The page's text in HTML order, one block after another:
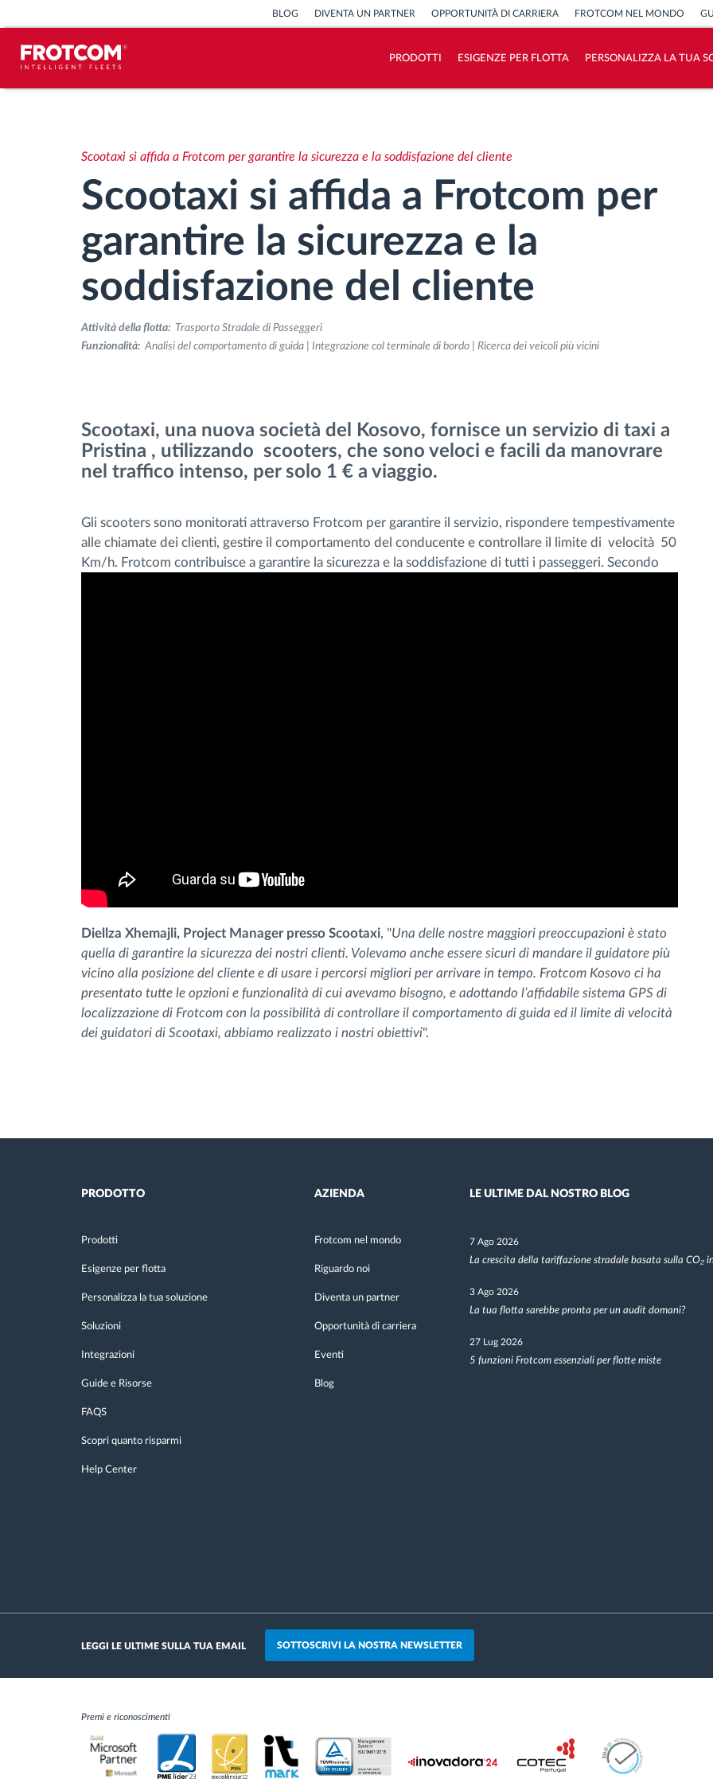
BLOG DIVENTA UN PARTNER OPPORTUNITÀ DI CARRIERA FROTCOM NEL MONDO
PRODOTTI ESIGENZE PER FLOTTA PERSONALIZZA LA TUA
Controllo accessi
Pianificazione dei percorsi e
monitoraggio
conducente
Scootaxi si affida a Frotcom per garantire la sicurezza e la soddisfazione del cliente
Scootaxi si affida a Frotcom per
garantire la sicurezza e la
soddisfazione del cliente
Attività della flotta: Trasporto Stradale di Passeggeri
Funzionalità: Analisi del comportamento di guida | Integrazione col terminale di bordo | Ricerca dei veicoli più vicini
Scootaxi, una nuova società del Kosovo, fornisce un servizio di taxi a
Pristina , utilizzando scooters, che sono veloci e facili da manovrare
nel traffico intenso, per solo 1 € a viaggio.
Gli scooters sono monitorati attraverso Frotcom per garantire il servizio, rispondere tempestivamente
alle chiamate dei clienti, gestire il comportamento del conducente e controllare il limite di velocità 50
Km/h. Frotcom contribuisce a garantire la sicurezza e la soddisfazione di tutti i passeggeri. Secondo
Diellza Xhemajli, Project Manager presso Scootaxi, "Una delle nostre maggiori preoccupazioni è stato
quella di garantire la sicurezza dei nostri clienti. Volevamo anche essere sicuri di mandare il guidatore più
vicino alla posizione del cliente e di usare i percorsi migliori per arrivare in tempo. Frotcom Kosovo ci ha
presentato tutte le opzioni e funzionalità di cui avevamo bisogno, e adottando l’affidabile sistema GPS di
localizzazione di Frotcom con la possibilità di controllare il comportamento di guida ed il limite di velocità
dei guidatori di Scootaxi, abbiamo realizzato i nostri obiettivi".
PRODOTTO
Prodotti
Esigenze per flotta
Personalizza la tua soluzione
Soluzioni
Integrazioni
Guide e Risorse
FAQS
Scopri quanto risparmi
Help Center
AZIENDA
Frotcom nel mondo
Riguardo noi
Diventa un partner
Opportunità di carriera
Eventi
Blog
LE ULTIME DAL NOSTRO BLOG
7 Ago 2026
La crescita della tariffazione stradale basata sulla CO₂
3 Ago 2026
La tua flotta sarebbe pronta per un audit domani?
27 Lug 2026
5 funzioni Frotcom essenziali per flotte miste
LEGGI LE ULTIME SULLA TUA EMAIL SOTTOSCRIVI LA NOSTRA NEWSLETTER
Premi e riconoscimenti